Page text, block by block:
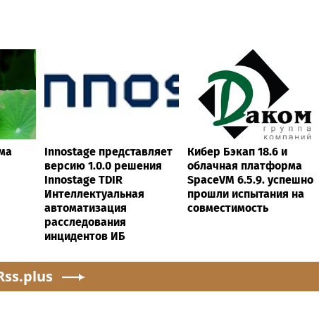
Innostage представляет
версию 1.0.0 решения
Innostage TDIR
Интеллектуальная
автоматизация
расследования
инцидентов ИБ
Кибер Бэкап 18.6 и
облачная платформа
SpaceVM 6.5.9. успешно
прошли испытания на
совместимость